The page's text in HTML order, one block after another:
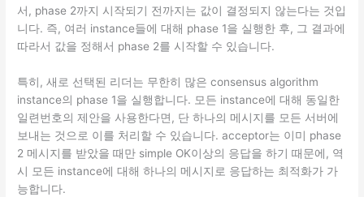
서, phase 2까지 시작되기 전까지는 값이 결정되지 않는다는 것입
니다. 즉, 여러 instance들에 대해 phase 1을 실행한 후, 그 결과에
따라서 값을 정해서 phase 2를 시작할 수 있습니다.
특히, 새로 선택된 리더는 무한히 많은 consensus algorithm
instance의 phase 1을 실행합니다. 모든 instance에 대해 동일한
일련번호의 제안을 사용한다면, 단 하나의 메시지를 모든 서버에
보내는 것으로 이를 처리할 수 있습니다. acceptor는 이미 phase
2 메시지를 받았을 때만 simple OK이상의 응답을 하기 때문에, 역
시 모든 instance에 대해 하나의 메시지로 응답하는 최적화가 가
능합니다.